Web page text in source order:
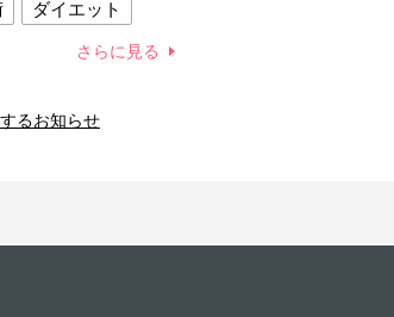
ダイエット
子 どか食い
さらに見る
るお知らせ